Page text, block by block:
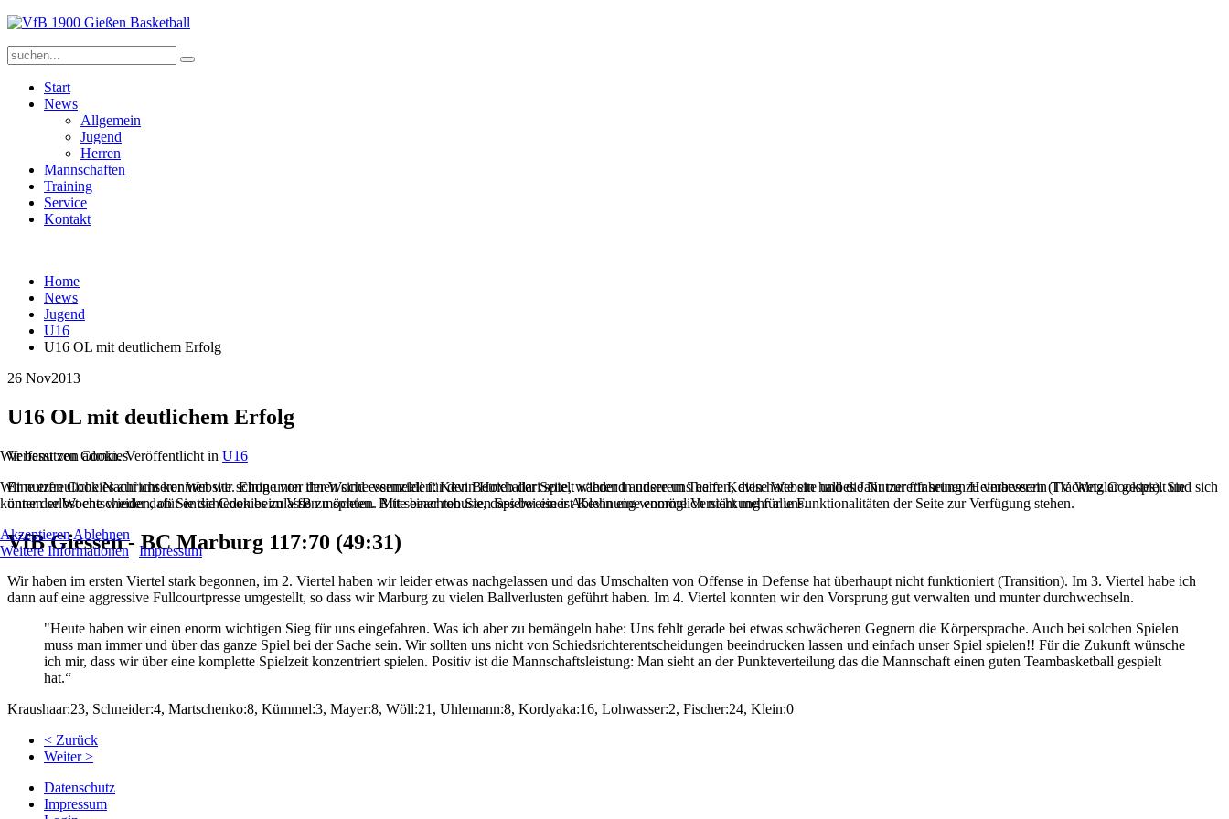
Start
News
Allgemein
Jugend
Herren
Mannschaften
Training
Service
Kontakt
Home
News
Jugend
U16
U16 OL mit deutlichem Erfolg
26 Nov2013
U16 OL mit deutlichem Erfolg
Verfasst von admin. Veröffentlicht in U16
Eine erfreuliche Nachricht konnten wir schon unter der Woche vermelden: Kevin Hoxhallari spielt wieder in unserem Team. Kevin hatte ein halbes Jahr nur für seinen Heimatverein TV Wetzlar gespielt und sich
unter der Woche wieder dafür entschieden beim VfB zu spielen. Mit seiner robusten Spielweise ist Kevin eine enorme Verstärkung für uns.
VfB Giessen - BC Marburg 117:70 (49:31)
Wir haben im ersten Viertel stark begonnen, im 2. Viertel haben wir leider etwas nachgelassen und das Umschalten von Offense in Defense hat überhaupt nicht funktioniert (Transition). Im 3. Viertel habe ich
dann auf eine aggressive Fullcourtpresse umgestellt, so dass wir Marburg zu vielen Ballverlusten geführt haben. Im 4. Viertel konnten wir den Vorsprung gut verwalten und munter durchwechseln.
"Heute haben wir einen enorm wichtigen Sieg für uns eingefahren. Was ich aber zu bemängeln habe: Uns fehlt gerade bei etwas schwächeren Gegnern die Körpersprache. Auch bei solchen Spielen
muss man immer und über das ganze Spiel bei der Sache sein. Wir sollten uns nicht von Schiedsrichterentscheidungen beeindrucken lassen und einfach unser Spiel spielen!! Für die Zukunft wünsche
ich mir, dass wir über eine komplette Spielzeit konzentriert spielen. Positiv ist die Mannschaftsleistung: Man sieht an der Punkteverteilung das die Mannschaft einen guten Teambasketball gespielt
hat.“
Kraushaar:23, Schneider:4, Martschenko:8, Kümmel:3, Mayer:8, Wöll:21, Uhlemann:8, Kordyaka:16, Lohwasser:2, Fischer:24, Klein:0
< Zurück
Weiter >
Datenschutz
Impressum
Wir benutzen Cookies
Wir nutzen Cookies auf unserer Website. Einige von ihnen sind essenziell für den Betrieb der Seite, während andere uns helfen, diese Website und die Nutzererfahrung zu verbessern (Tracking Cookies). Sie
können selbst entscheiden, ob Sie die Cookies zulassen möchten. Bitte beachten Sie, dass bei einer Ablehnung womöglich nicht mehr alle Funktionalitäten der Seite zur Verfügung stehen.
Akzeptieren Ablehnen
Weitere Informationen | Impressum